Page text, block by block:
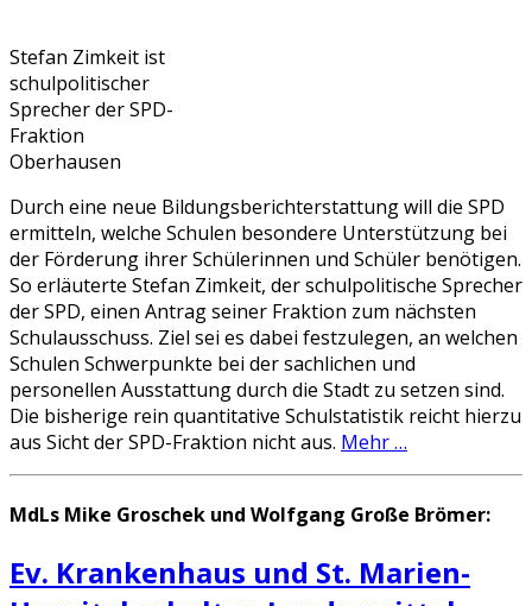
Stefan Zimkeit ist
schulpolitischer
Sprecher der SPD-
Fraktion
Oberhausen
Durch eine neue Bildungsberichterstattung will die SPD
ermitteln, welche Schulen besondere Unterstützung bei
der Förderung ihrer Schülerinnen und Schüler benötigen.
So erläuterte Stefan Zimkeit, der schulpolitische Sprecher
der SPD, einen Antrag seiner Fraktion zum nächsten
Schulausschuss. Ziel sei es dabei festzulegen, an welchen
Schulen Schwerpunkte bei der sachlichen und
personellen Ausstattung durch die Stadt zu setzen sind.
Die bisherige rein quantitative Schulstatistik reicht hierzu
aus Sicht der SPD-Fraktion nicht aus. Mehr …
MdLs Mike Groschek und Wolfgang Große Brömer:
Ev. Krankenhaus und St. Marien-